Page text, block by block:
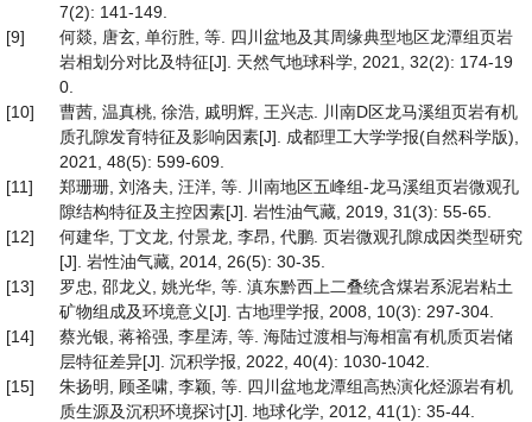
7(2): 141-149.
[9]
何燚, 唐玄, 单衍胜, 等. 四川盆地及其周缘典型地区龙潭组页岩
岩相划分对比及特征[J]. 天然气地球科学, 2021, 32(2): 174-19
0.
[10]
曹茜, 温真桃, 徐浩, 戚明辉, 王兴志. 川南D区龙马溪组页岩有机
质孔隙发育特征及影响因素[J]. 成都理工大学学报(自然科学版),
2021, 48(5): 599-609.
[11]
郑珊珊, 刘洛夫, 汪洋, 等. 川南地区五峰组-龙马溪组页岩微观孔
隙结构特征及主控因素[J]. 岩性油气藏, 2019, 31(3): 55-65.
[12]
何建华, 丁文龙, 付景龙, 李昂, 代鹏. 页岩微观孔隙成因类型研究
[J]. 岩性油气藏, 2014, 26(5): 30-35.
[13]
罗忠, 邵龙义, 姚光华, 等. 滇东黔西上二叠统含煤岩系泥岩粘土
矿物组成及环境意义[J]. 古地理学报, 2008, 10(3): 297-304.
[14]
蔡光银, 蒋裕强, 李星涛, 等. 海陆过渡相与海相富有机质页岩储
层特征差异[J]. 沉积学报, 2022, 40(4): 1030-1042.
[15]
朱扬明, 顾圣啸, 李颖, 等. 四川盆地龙潭组高热演化烃源岩有机
质生源及沉积环境探讨[J]. 地球化学, 2012, 41(1): 35-44.